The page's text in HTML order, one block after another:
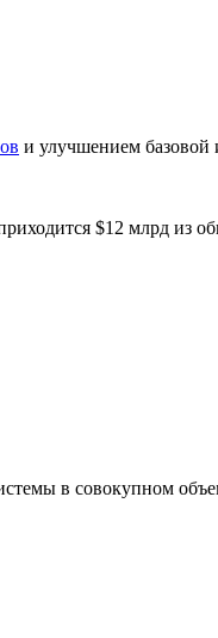
и улучшением базовой
$12 млрд из
в совокупном